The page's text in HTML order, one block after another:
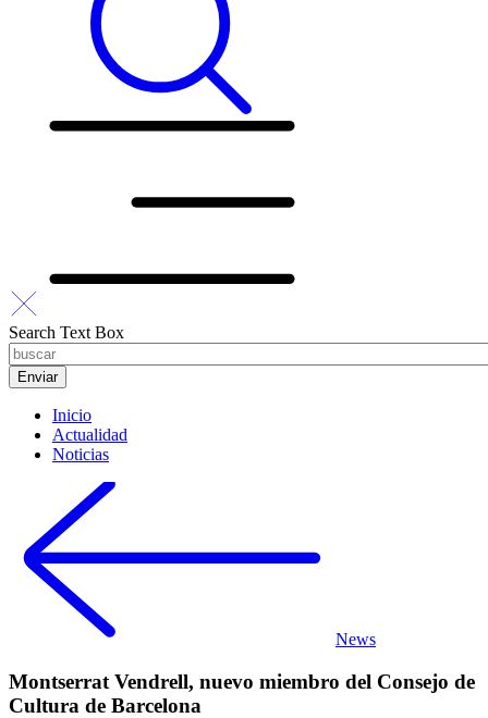
Search Text Box
Inicio
Actualidad
Noticias
News
Montserrat Vendrell, nuevo miembro del Consejo de
Cultura de Barcelona